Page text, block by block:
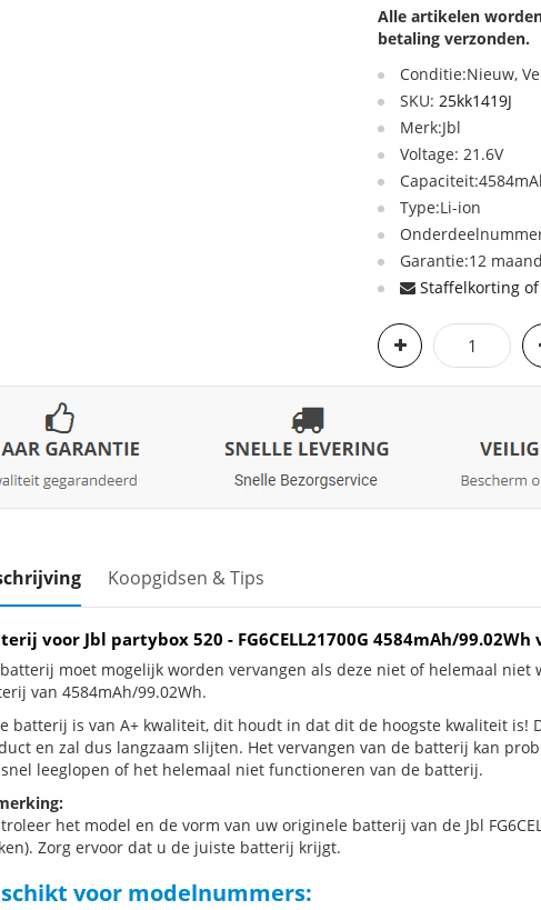
Alle artikelen
betaling verzonden.
Conditie:Nieuw,
SKU:25kk1419J
Merk:Jbl
Voltage: 21.6V
Type:Li-ion
Garantie:12
Staffelkorting
Koopgidsen & Tips
voor Jbl partybox 520 - FG6CELL21700G 4584mAh/99.02Wh
moet mogelijk worden vervangen als deze niet of helemaal niet
van 4584mAh/99.02Wh.
batterij is van A+ kwaliteit, dit houdt in dat dit de hoogste kwaliteit is!
en zal dus langzaam slijten. Het vervangen van de batterij kan
leeglopen of het helemaal niet functioneren van de batterij.
het model en de vorm van uw originele batterij van de Jbl
Zorg ervoor dat u de juiste batterij krijgt.
voor modelnummers: